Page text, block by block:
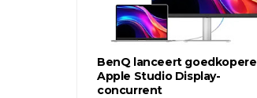
BenQ lanceert goedkopere
Apple Studio Display-
concurrent